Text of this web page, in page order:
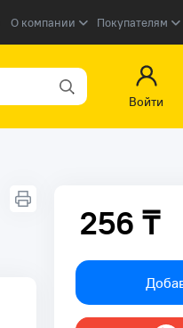
О компании Покупателям
Войти
256 ₸
256 ₸